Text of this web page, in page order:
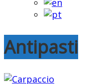
Antipasti